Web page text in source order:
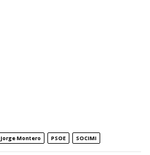
Jorge Montero PSOE SOCIMI